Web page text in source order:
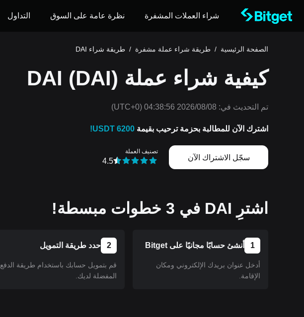
شراء العملات المشفرة نظرة عامة على السوق التداول
الصفحة الرئيسية / طريقة شراء عملة مشفرة / طريقة شراء DAI
كيفية شراء عملة DAI (DAI)
تم التحديث في: 2026/08/08 04:38:56
(UTC+0)
اشترك الآن للمطالبة بحزمة ترحيب بقيمة 6200 USDT!
سجّل الاشتراك الآن
تصنيف العملة
4.5
اشترِ DAI في 3 خطوات مبسطة!
1 أنشئ حسابًا مجانيًا على Bitget
أدخل عنوان بريدك الإلكتروني ومكان
الإقامة.
2 حدد طريقة التمويل
قم بتمويل حسابك باستخدام طريقة الدفع
المفضلة لديك.